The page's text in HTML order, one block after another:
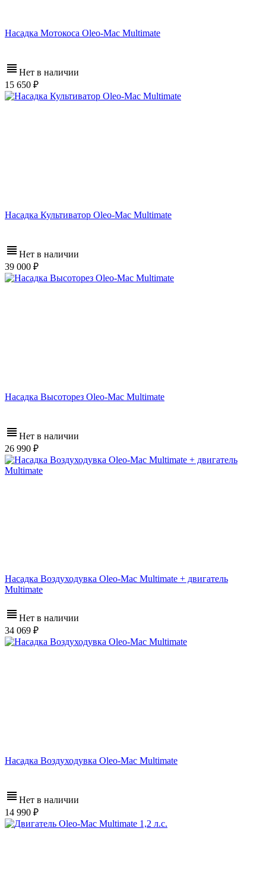
Насадка Мотокоса Oleo-Mac Multimate
Нет в наличии
15 650
Насадка Культиватор Oleo-Mac Multimate
Нет в наличии
39 000
Насадка Высоторез Oleo-Mac Multimate
Нет в наличии
26 990
Насадка Воздуходувка Oleo-Mac Multimate + двигатель
Multimate
Нет в наличии
34 069
Насадка Воздуходувка Oleo-Mac Multimate
Нет в наличии
14 990